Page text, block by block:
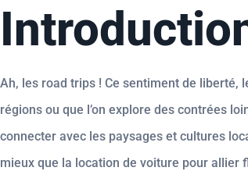
Ah, les road trips ! Ce sentiment de liberté,
régions ou que l’on explore des contrées
connecter avec les paysages et cultures
mieux que la location de voiture pour allier